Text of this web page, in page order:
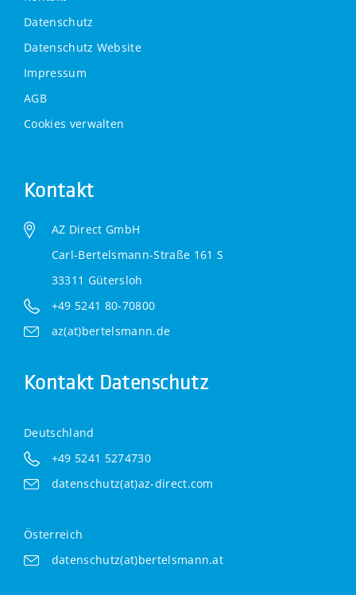
Datenschutz
Datenschutz Website
Impressum
AGB
Cookies verwalten
Kontakt
AZ Direct GmbH
Carl-Bertelsmann-Straße 161 S
33311 Gütersloh
+49 5241 80-70800
az(at)bertelsmann.de
Kontakt Datenschutz
Deutschland
+49 5241 5274730
datenschutz(at)az-direct.com
Österreich
datenschutz(at)bertelsmann.at